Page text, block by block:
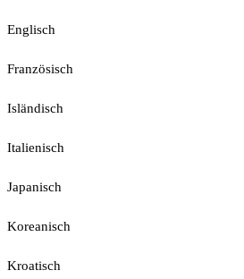
Englisch
Französisch
Isländisch
Italienisch
Japanisch
Koreanisch
Kroatisch